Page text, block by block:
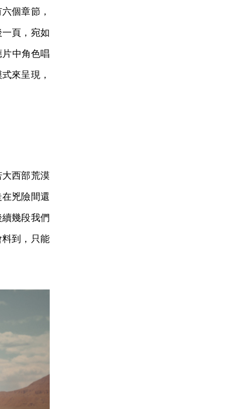
個章節，
頁，宛如
中角色唱
來呈現，
西部荒漠
兇險間還
幾段我們
到，只能